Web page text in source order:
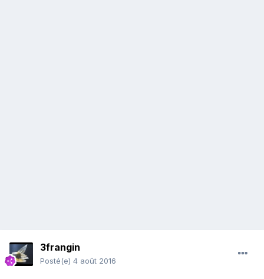
3frangin
Posté(e) 4 août 2016